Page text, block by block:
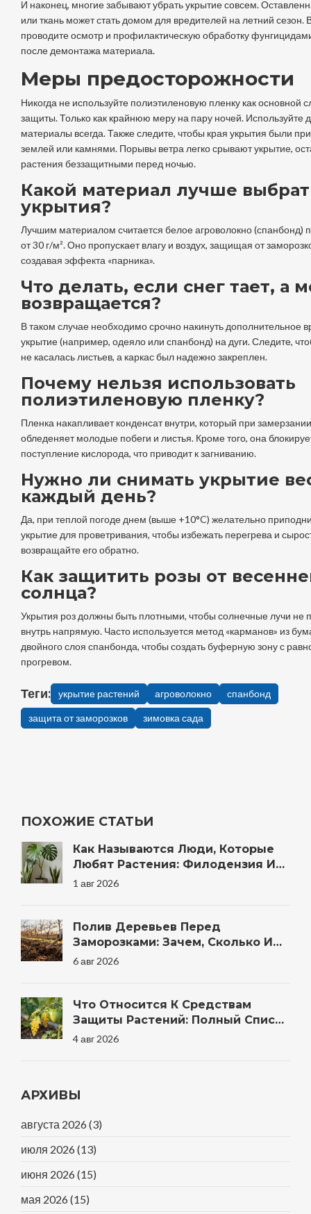
И наконец, многие забывают убрать укрытие совсем.
или ткань может стать домом для вредителей на летний сезон.
проводите осмотр и профилактическую обработку
после демонтажа материала.
Меры предосторожности
Никогда не используйте полиэтиленовую пленку как основной
защиты. Только как крайнюю меру на пару ночей.
материалы всегда. Также следите, чтобы края укрытия были
землей или камнями. Порывы ветра легко срывают укрытие,
растения беззащитными перед ночью.
Какой материал лучше
укрытия?
Лучшим материалом считается белое агроволокно (спанбонд)
от 30 г/м². Оно пропускает влагу и воздух, защищая от
создавая эффекта «парника».
Что делать, если снег тает, а
возвращается?
В таком случае необходимо срочно накинуть дополнительное
укрытие (например, одеяло или спанбонд) на дуги. Следите,
не касалась листьев, а каркас был надежно закреплен.
Почему нельзя использовать
полиэтиленовую пленку?
Пленка накапливает конденсат внутри, который при замерзании
обледеняет молодые побеги и листья. Кроме того, она
поступление кислорода, что приводит к загниванию.
Нужно ли снимать укрытие
каждый день?
Да, при теплой погоде днем (выше +10°C) желательно
укрытие для проветривания, чтобы избежать перегрева и
возвращайте его обратно.
Как защитить розы от
солнца?
Укрытия роз должны быть плотными, чтобы солнечные лучи не
внутрь напрямую. Часто используется метод «карманов» из
двойного слоя спанбонда, чтобы создать буферную зону с
прогревом.
Теги: укрытие растений агроволокно спанбонд
защита от заморозков зимовка сада
ПОХОЖИЕ СТАТЬИ
Как Называются Люди, Которые
Любят Растения: Филодензия И
Другие Термины
1 авг 2026
Полив Деревьев Перед
Заморозками: Зачем, Сколько И
Когда Правильно
6 авг 2026
Что Относится К Средствам
Защиты Растений: Полный Список
Препаратов И Методов Для Сада
4 авг 2026
АРХИВЫ
августа 2026 (3)
июля 2026 (13)
июня 2026 (15)
мая 2026 (15)